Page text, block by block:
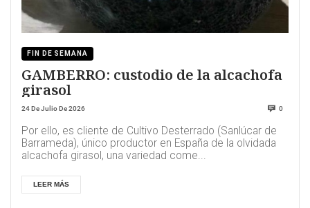
FIN DE SEMANA
GAMBERRO: custodio de la alcachofa
girasol
24 De Julio De 2026 0
Por ello, es cliente de Cultivo Desterrado (Sanlúcar de
Barrameda), único productor en España de la olvidada
alcachofa girasol, una variedad come...
LEER MÁS